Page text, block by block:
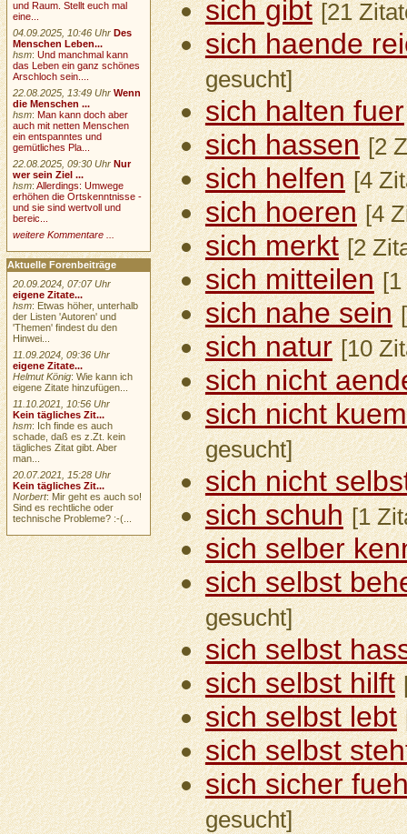
sich gibt [21
sich haende
gesucht]
sich halten fuer
sich hassen [2
sich helfen [4
sich hoeren [4
sich merkt [2
sich mitteilen [1
sich nahe sein
sich natur [10
sich nicht
sich nicht
gesucht]
sich nicht
sich schuh [1
sich selber
sich selbst
gesucht]
sich selbst
sich selbst hilft
sich selbst lebt
sich selbst
sich sicher
gesucht]
und Raum. Stellt euch mal
eine...
04.09.2025, 10:46 Uhr Des
Menschen Leben...
hsm:Und manchmal kann
das Leben ein ganz schönes
Arschloch sein....
22.08.2025, 13:49 Uhr Wenn
die Menschen ...
hsm:Man kann doch aber
auch mit netten Menschen
ein entspanntes und
gemütliches Pla...
22.08.2025, 09:30 Uhr Nur
wer sein Ziel ...
hsm:Allerdings: Umwege
erhöhen die Ortskenntnisse -
und sie sind wertvoll und
bereic...
weitere Kommentare ...
Aktuelle Forenbeiträge
20.09.2024, 07:07 Uhr
eigene Zitate...
hsm: Etwas höher, unterhalb
der Listen 'Autoren' und
'Themen' findest du den
Hinwei...
11.09.2024, 09:36 Uhr
eigene Zitate...
Helmut König: Wie kann ich
eigene Zitate hinzufügen...
11.10.2021, 10:56 Uhr
Kein tägliches Zit...
hsm: Ich finde es auch
schade, daß es z.Zt. kein
tägliches Zitat gibt. Aber
man...
20.07.2021, 15:28 Uhr
Kein tägliches Zit...
Norbert: Mir geht es auch so!
Sind es rechtliche oder
technische Probleme? :-(...